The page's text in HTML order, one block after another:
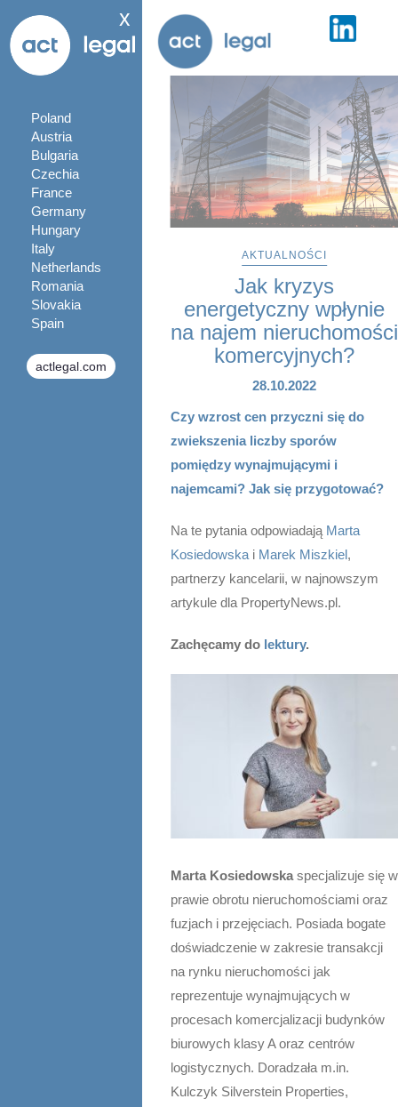
x
Poland
Austria
Bulgaria
Czechia
France
Germany
Hungary
Italy
Netherlands
Romania
Slovakia
Spain
actlegal.com
AKTUALNOŚCI
Jak kryzys
energetyczny wpłynie
na najem nieruchomości
komercyjnych?
28.10.2022
Czy wzrost cen przyczni się do
zwiekszenia liczby sporów
pomiędzy wynajmującymi i
najemcami? Jak się przygotować?
Na te pytania odpowiadają Marta
Kosiedowska i Marek Miszkiel,
partnerzy kancelarii, w najnowszym
artykule dla PropertyNews.pl.
Zachęcamy do lektury.
Marta Kosiedowska specjalizuje się w
prawie obrotu nieruchomościami oraz
fuzjach i przejęciach. Posiada bogate
doświadczenie w zakresie transakcji
na rynku nieruchomości jak
reprezentuje wynajmujących w
procesach komercjalizacji budynków
biurowych klasy A oraz centrów
logistycznych. Doradzała m.in.
Kulczyk Silverstein Properties,